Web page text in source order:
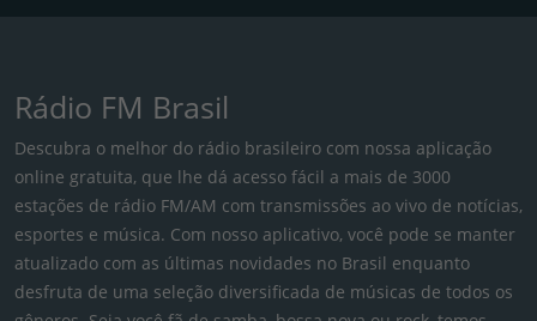
Rádio FM Brasil
Descubra o melhor do rádio brasileiro com nossa aplicação
online gratuita, que lhe dá acesso fácil a mais de 3000
estações de rádio FM/AM com transmissões ao vivo de notícias,
esportes e música. Com nosso aplicativo, você pode se manter
atualizado com as últimas novidades no Brasil enquanto
desfruta de uma seleção diversificada de músicas de todos os